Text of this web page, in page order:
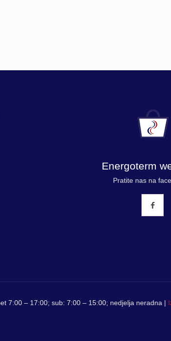
Energoterm
Pratite nas na
7:00 – 17:00; sub: 7:00 – 15:00; nedjelja neradna |